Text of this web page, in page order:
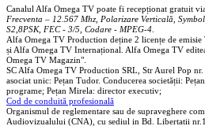
Canalul Alfa Omega TV poate fi recepționat gratuit
Frecventa – 12.567 Mhz, Polarizare Verticală,
S2,8PSK, FEC - 3/5, Codare - MPEG-4
Alfa Omega TV Production deține 2 licențe de
și Alfa Omega TV Internațional. Alfa Omega TV
Omega TV Magazin".
SC Alfa Omega TV Production SRL, Str Aurel Pop
asociat unic: Pețan Tudor. Conducerea societății:
programe; Pețan Mirela: director executiv;
Cod de conduită profesională
Organismul de reglementare sau de supraveghere
Audiovizualului (CNA), cu sediul in Bd. Libertatii